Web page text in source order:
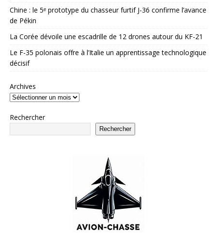
Chine : le 5ᵉ prototype du chasseur furtif J-36 confirme l’avance
de Pékin
La Corée dévoile une escadrille de 12 drones autour du KF-21
Le F-35 polonais offre à l’Italie un apprentissage technologique
décisif
Archives
Rechercher
Rechercher